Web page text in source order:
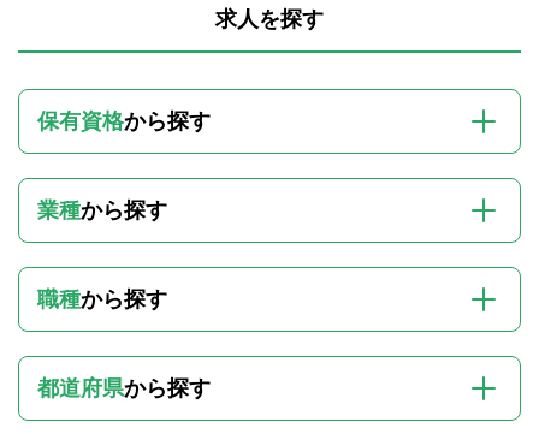
求人を探す
保有資格から探す
業種から探す
職種から探す
都道府県から探す